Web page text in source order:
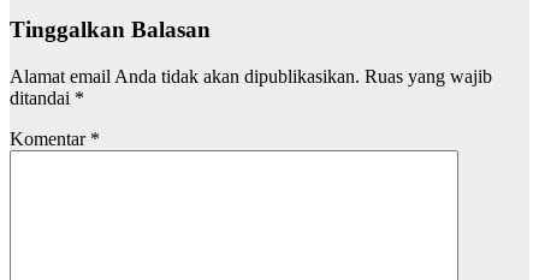
Tinggalkan Balasan
Alamat email Anda tidak akan dipublikasikan. Ruas yang wajib
ditandai *
Komentar *